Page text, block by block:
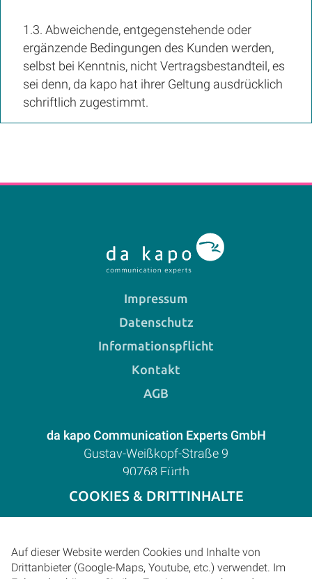
1.3. Abweichende, entgegenstehende oder
ergänzende Bedingungen des Kunden werden,
selbst bei Kenntnis, nicht Vertragsbestandteil, es
sei denn, da kapo hat ihrer Geltung ausdrücklich
schriftlich zugestimmt.
Impressum
Datenschutz
Informationspflicht
Kontakt
AGB
da kapo Communication Experts GmbH
Gustav-Weißkopf-Straße 9
90768 Fürth
E-Mail:mail@da-kapo.de
COOKIES & DRITTINHALTE